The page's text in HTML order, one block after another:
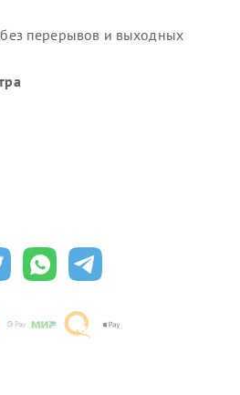
перерывов и выходных